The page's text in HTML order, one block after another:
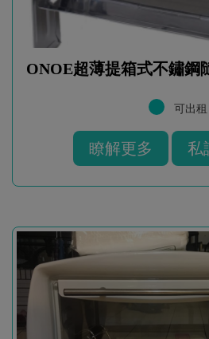
ONOE超薄提箱式不鏽鋼
可出租
瞭解更多 私